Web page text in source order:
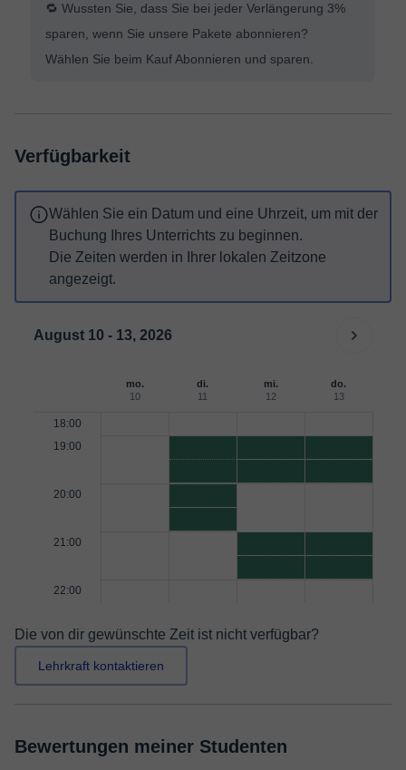
🔁 Wussten Sie, dass Sie bei jeder Verlängerung 3%
sparen, wenn Sie unsere Pakete abonnieren?
Wählen Sie beim Kauf Abonnieren und sparen.
Verfügbarkeit
Wählen Sie ein Datum und eine Uhrzeit, um mit der
Buchung Ihres Unterrichts zu beginnen.
Die Zeiten werden in Ihrer lokalen Zeitzone
angezeigt.
August 10 - 13, 2026
mo.
10
di.
11
mi.
12
do.
13
18:00
19:00
20:00
21:00
22:00
Die von dir gewünschte Zeit ist nicht verfügbar?
Lehrkraft kontaktieren
Bewertungen meiner Studenten